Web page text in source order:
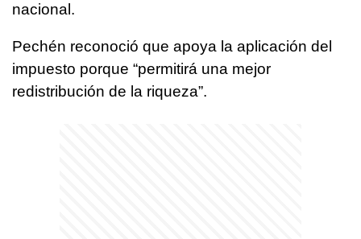
nacional.
Pechén reconoció que apoya la aplicación del
impuesto porque “permitirá una mejor
redistribución de la riqueza”.